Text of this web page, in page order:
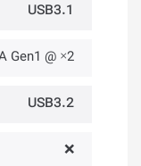
USB3.1
2× @ Type-A Gen1
USB3.2
❌